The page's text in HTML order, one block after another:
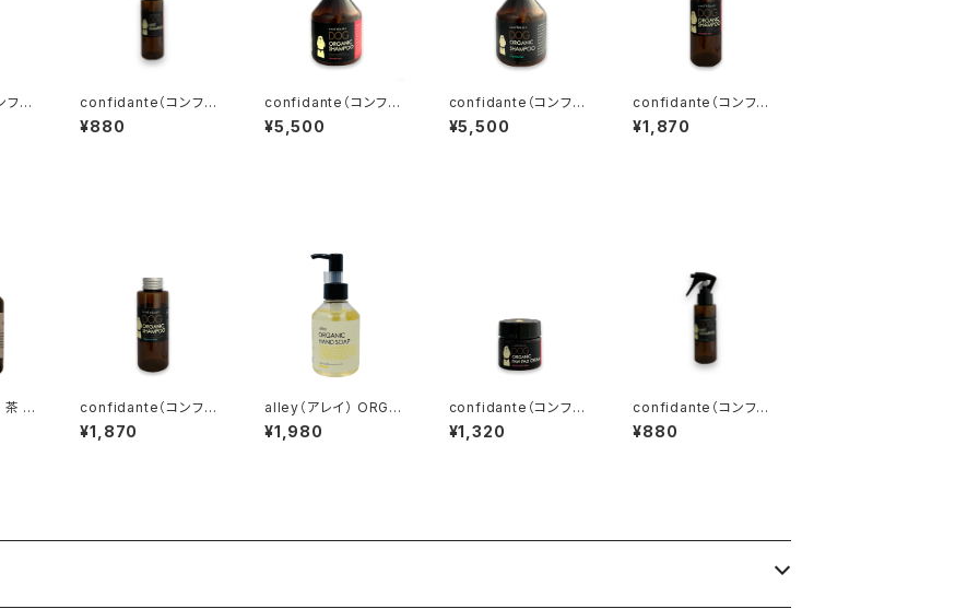
ィ
confidante（コンフィ
ダンテ） ドッグミストシ
ャンプー ミニ ダマス
¥880
confidante（コンフィ
ダンテ）ドッグオーガニッ
クシャンプー ダマスク
¥5,500
confidante（コンフィ
ダンテ）ドッグオーガニッ
クシャンプー 無香
¥5,500
confidante（コンフィ
ダンテ）ドッグオーガニッ
クシャンプー ミニ ダ
¥1,870
B
confidante（コンフィ
ダンテ）ドッグオーガニッ
クシャンプー ミニ 無
¥1,870
alley（アレイ） ORGA
NIC HAND SOAP オ
ーガニックハンドソー
¥1,980
confidante（コンフィ
ダンテ） 肉球クリーム
ミニ ダマスクローズ
¥1,320
confidante（コンフィ
ダンテ） ドッグミストシ
ャンプー ミニ 無香料
¥880